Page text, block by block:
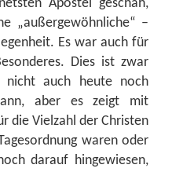
Apostel geschah,
„außergewöhnliche“ –
Es war auch für
Dies ist zwar
nicht auch heute noch
aber es zeigt mit
die Vielzahl der Christen
waren oder
darauf hingewiesen,